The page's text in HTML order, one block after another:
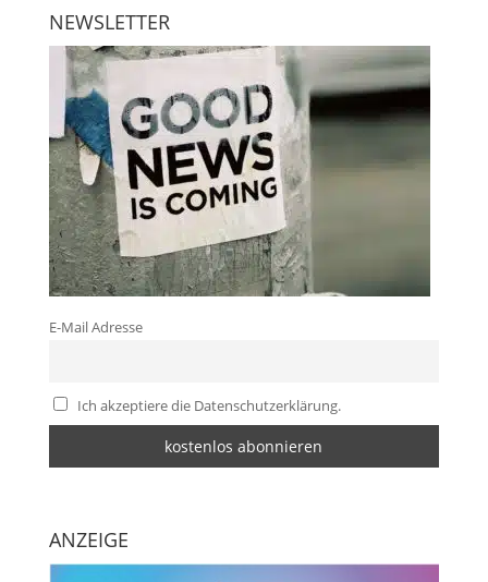
NEWSLETTER
E-Mail Adresse
Ich akzeptiere die Datenschutzerklärung.
ANZEIGE